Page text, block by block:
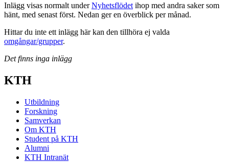
Inlägg visas normalt underNyhetsflödet ihop med andra saker som
hänt, med senast först. Nedan ger en överblick per månad.
Hittar du inte ett inlägg här kan den tillhöra ej valda
omgångar/grupper.
Det finns inga inlägg
KTH
Utbildning
Forskning
Samverkan
Om KTH
Student på KTH
Alumni
KTH Intranät